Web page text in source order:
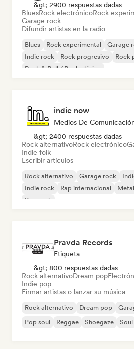
&gt; 2900 respuestas dadas
BluesRock electrónicoRock
Garage rock
Difundir artistas en la radio
Blues Rock experimental Garage
Indie rock
Rock progresivo
Rock
Rock & Roll / Rock clásico
indie now
Medios De
&gt; 2400 respuestas dadas
Rock alternativoRock electrónico
Indie folk
Escribir artículos
Rock alternativo Garage rock
Indie rock
Rap internacional
Pop rock
Pravda Records
Etiqueta
&gt; 800 respuestas dadas
Rock alternativoDream pop
Indie pop
Firmar artistas o lanzar su música
Rock alternativo Dream pop
Pop soul
Reggae Shoegaze Soul